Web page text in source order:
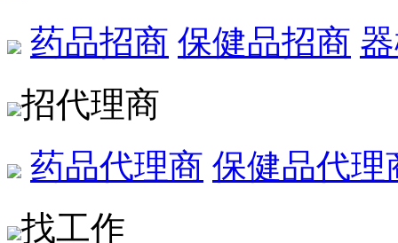
药品招商 保健品招商
招代理商
药品代理商 保健品代理
找工作